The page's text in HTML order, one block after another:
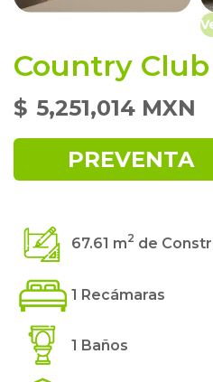
Country Club
$ 5,251,014 MXN
PREVENTA
67.61 m2 de
1 Recámaras
1 Baños